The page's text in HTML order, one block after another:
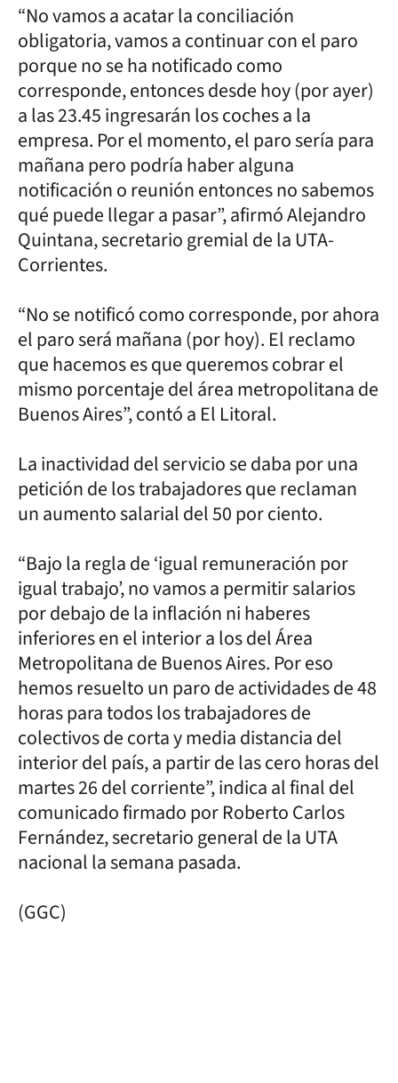
“No vamos a acatar la conciliación
obligatoria, vamos a continuar con el paro
porque no se ha notificado como
corresponde, entonces desde hoy (por ayer)
a las 23.45 ingresarán los coches a la
empresa. Por el momento, el paro sería para
mañana pero podría haber alguna
notificación o reunión entonces no sabemos
qué puede llegar a pasar”, afirmó Alejandro
Quintana, secretario gremial de la UTA-
Corrientes.
“No se notificó como corresponde, por ahora
el paro será mañana (por hoy). El reclamo
que hacemos es que queremos cobrar el
mismo porcentaje del área metropolitana de
Buenos Aires”, contó a El Litoral.
La inactividad del servicio se daba por una
petición de los trabajadores que reclaman
un aumento salarial del 50 por ciento.
“Bajo la regla de ‘igual remuneración por
igual trabajo’, no vamos a permitir salarios
por debajo de la inflación ni haberes
inferiores en el interior a los del Área
Metropolitana de Buenos Aires. Por eso
hemos resuelto un paro de actividades de 48
horas para todos los trabajadores de
colectivos de corta y media distancia del
interior del país, a partir de las cero horas del
martes 26 del corriente”, indica al final del
comunicado firmado por Roberto Carlos
Fernández, secretario general de la UTA
nacional la semana pasada.
(GGC)